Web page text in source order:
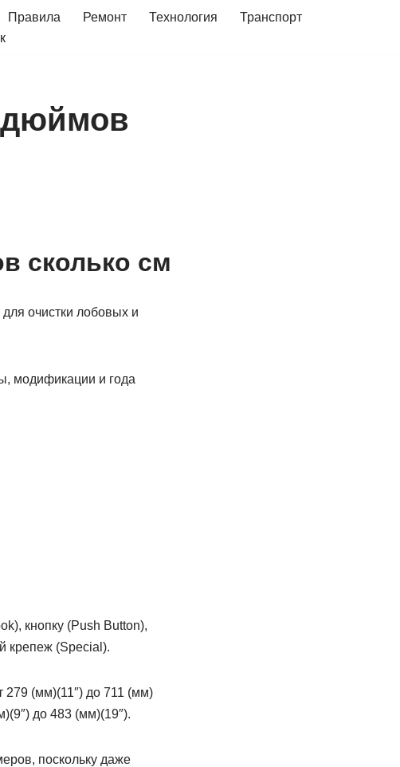
Правила Ремонт Технология
Транспорт
дюймов
сколько см
очистки лобовых и
модификации и года
кнопку (Push Button),
крепеж (Special).
279 (мм)(11″) до 711 (мм)
до 483 (мм)(19″).
поскольку даже